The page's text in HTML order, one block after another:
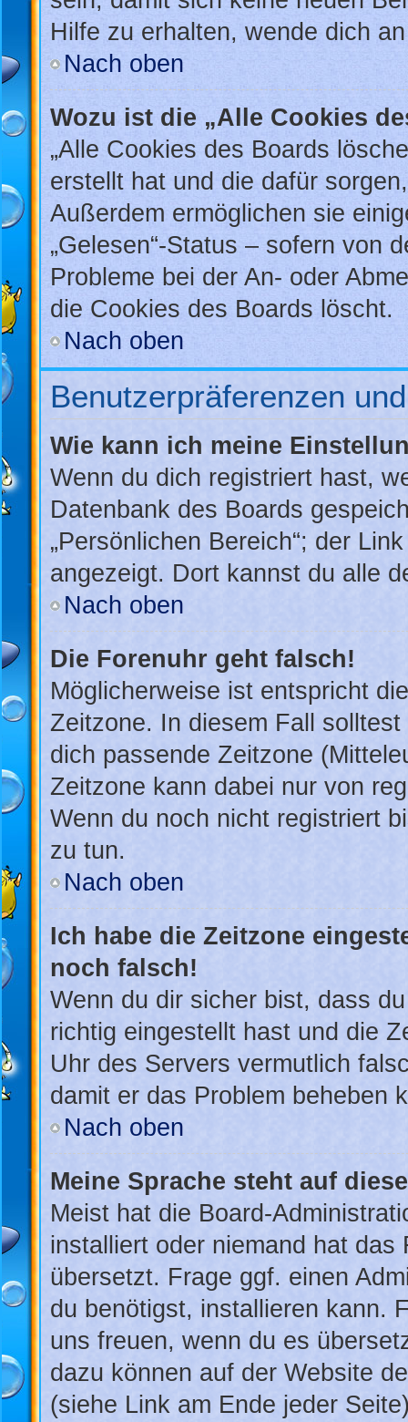
Hilfe zu erhalten, wende dich
Nach oben
Wozu ist die „Alle Cookies
„Alle Cookies des Boards
erstellt hat und die dafür
Außerdem ermöglichen sie
„Gelesen“-Status – sofern von
Probleme bei der An- oder
die Cookies des Boards löscht.
Nach oben
Benutzerpräferenzen
Wie kann ich meine
Wenn du dich registriert hast,
Datenbank des Boards
„Persönlichen Bereich“; der
angezeigt. Dort kannst du alle
Nach oben
Die Forenuhr geht falsch!
Möglicherweise ist entspricht
Zeitzone. In diesem Fall solltest
dich passende Zeitzone
Zeitzone kann dabei nur von
Wenn du noch nicht registriert
zu tun.
Nach oben
Ich habe die Zeitzone
noch falsch!
Wenn du dir sicher bist, dass
richtig eingestellt hast und die
Uhr des Servers vermutlich
damit er das Problem beheben
Nach oben
Meine Sprache steht auf
Meist hat die Board-
installiert oder niemand hat
übersetzt. Frage ggf. einen
du benötigst, installieren kann.
uns freuen, wenn du es
dazu können auf der Website
(siehe Link am Ende jeder